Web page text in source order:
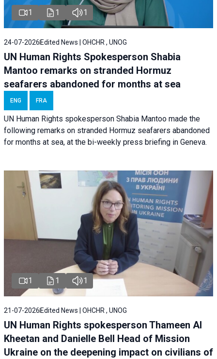
1 1 1
24-07-2026 Edited News | OHCHR , UNOG
UN Human Rights Spokesperson Shabia
Mantoo remarks on stranded Hormuz
seafarers abandoned for months at sea
ENG FRA
UN Human Rights spokesperson Shabia Mantoo made the
following remarks on stranded Hormuz seafarers abandoned
for months at sea, at the bi-weekly press briefing in Geneva.
1 1 1
21-07-2026 Edited News | OHCHR , UNOG
UN Human Rights spokesperson Thameen Al
Kheetan and Danielle Bell Head of Mission
Ukraine on the deepening impact on civilians of